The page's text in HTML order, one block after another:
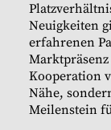
Neuigkeiten
erfahrenen
Kooperation
Nähe,
Meilenstein